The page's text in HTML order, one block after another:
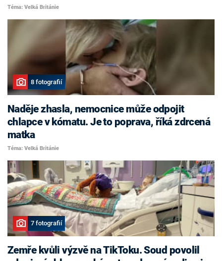
Téma: Velká Británie
8 fotografií
Naděje zhasla, nemocnice může odpojit
chlapce v kómatu. Je to poprava, říká zdrcená
matka
Téma: Velká Británie
7 fotografií
Zemře kvůli výzvě na TikToku. Soud povolil